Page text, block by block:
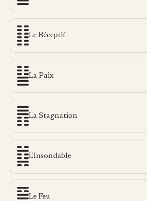
Le Réceptif
La Paix
La Stagnation
L'Insondable
Le Feu